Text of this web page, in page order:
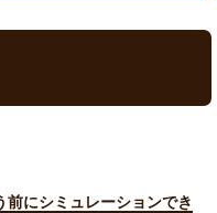
にシミュレーションでき